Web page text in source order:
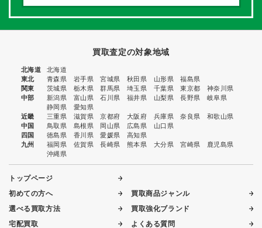
買取査定の対象地域
北海道
北海道
東北
青森県 岩手県 宮城県 秋田県 山形県
福島県
関東
茨城県 栃木県 群馬県 埼玉県 千葉県 東京都
神奈川県
中部
新潟県 富山県 石川県 福井県 山梨県 長野県
岐阜県
静岡県
愛知県
近畿
三重県 滋賀県 京都府 大阪府 兵庫県 奈良県
和歌山県
中国
鳥取県 島根県 岡山県 広島県
山口県
四国
徳島県 香川県 愛媛県
高知県
九州
福岡県 佐賀県 長崎県 熊本県 大分県 宮崎県
鹿児島県
沖縄県
トップページ
初めての方へ
選べる買取方法
宅配買取
買取商品ジャンル
買取強化ブランド
よくある質問